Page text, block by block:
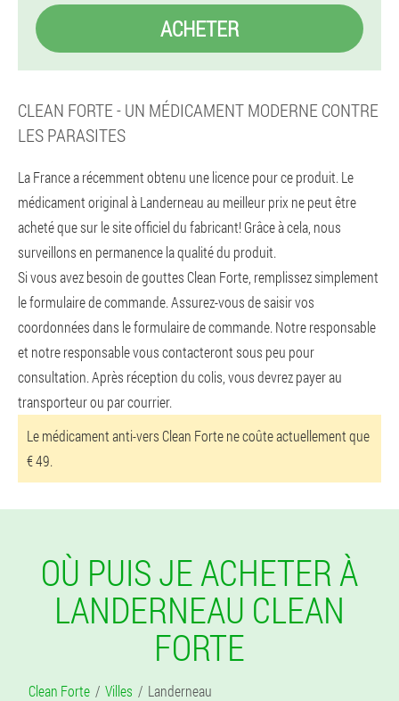
ACHETER
CLEAN FORTE - UN MÉDICAMENT MODERNE CONTRE
LES PARASITES
La France a récemment obtenu une licence pour ce produit. Le
médicament original à Landerneau au meilleur prix ne peut être
acheté que sur le site officiel du fabricant! Grâce à cela, nous
surveillons en permanence la qualité du produit.
Si vous avez besoin de gouttes Clean Forte, remplissez simplement
le formulaire de commande. Assurez-vous de saisir vos
coordonnées dans le formulaire de commande. Notre responsable
et notre responsable vous contacteront sous peu pour
consultation. Après réception du colis, vous devrez payer au
transporteur ou par courrier.
Le médicament anti-vers Clean Forte ne coûte actuellement que
€ 49.
OÙ PUIS JE ACHETER À
LANDERNEAU CLEAN
FORTE
Clean Forte Villes Landerneau